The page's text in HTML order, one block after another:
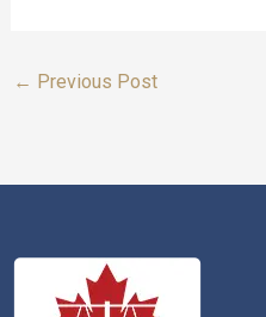
← Previous Post